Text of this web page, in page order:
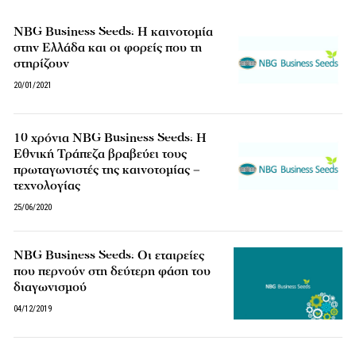
NBG Business Seeds: Η καινοτομία
στην Ελλάδα και οι φορείς που τη
στηρίζουν
20/01/2021
10 χρόνια NBG Business Seeds: H
Εθνική Τράπεζα βραβεύει τους
πρωταγωνιστές της καινοτομίας –
τεχνολογίας
25/06/2020
NBG Business Seeds: Οι εταιρείες
που περνούν στη δεύτερη φάση του
διαγωνισμού
04/12/2019